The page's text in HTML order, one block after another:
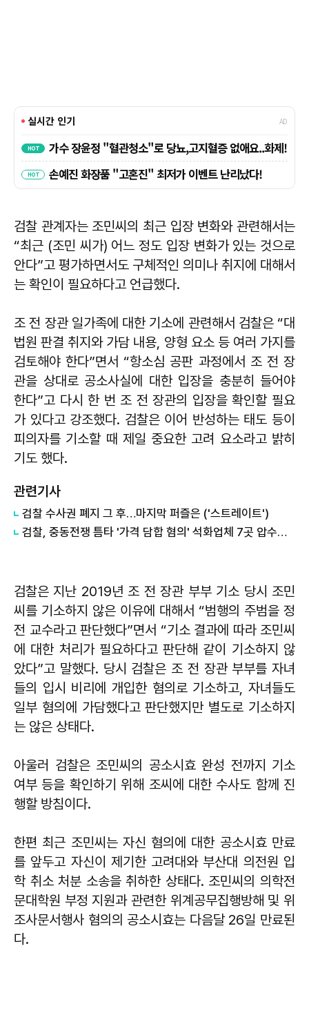
검찰 관계자는 조민씨의 최근 입장 변화와 관련해서는
“최근 (조민 씨가) 어느 정도 입장 변화가 있는 것으로
안다”고 평가하면서도 구체적인 의미나 취지에 대해서
는 확인이 필요하다고 언급했다.
조 전 장관 일가족에 대한 기소에 관련해서 검찰은 “대
법원 판결 취지와 가담 내용, 양형 요소 등 여러 가지를
검토해야 한다”면서 “항소심 공판 과정에서 조 전 장
관을 상대로 공소사실에 대한 입장을 충분히 들어야
한다”고 다시 한 번 조 전 장관의 입장을 확인할 필요
가 있다고 강조했다. 검찰은 이어 반성하는 태도 등이
피의자를 기소할 때 제일 중요한 고려 요소라고 밝히
기도 했다.
관련기사
검찰 수사권 폐지 그 후…마지막 퍼즐은 ('스트레이트')
검찰, 중동전쟁 틈타 '가격 담합 혐의' 석화업체 7곳 압수수색
검찰은 지난 2019년 조 전 장관 부부 기소 당시 조민
씨를 기소하지 않은 이유에 대해서 “범행의 주범을 정
전 교수라고 판단했다”면서 “기소 결과에 따라 조민씨
에 대한 처리가 필요하다고 판단해 같이 기소하지 않
았다”고 말했다. 당시 검찰은 조 전 장관 부부를 자녀
들의 입시 비리에 개입한 혐의로 기소하고, 자녀들도
일부 혐의에 가담했다고 판단했지만 별도로 기소하지
는 않은 상태다.
아울러 검찰은 조민씨의 공소시효 완성 전까지 기소
여부 등을 확인하기 위해 조씨에 대한 수사도 함께 진
행할 방침이다.
한편 최근 조민씨는 자신 혐의에 대한 공소시효 만료
를 앞두고 자신이 제기한 고려대와 부산대 의전원 입
학 취소 처분 소송을 취하한 상태다. 조민씨의 의학전
문대학원 부정 지원과 관련한 위계공무집행방해 및 위
조사문서행사 혐의의 공소시효는 다음달 26일 만료된
다.